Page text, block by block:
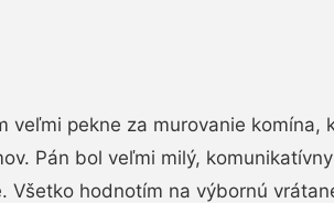
veľmi pekne za murovanie
Pán bol veľmi milý,
Všetko hodnotím na výbornú